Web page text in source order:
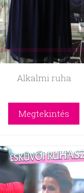
Alkalmi ruha
Megtekintés